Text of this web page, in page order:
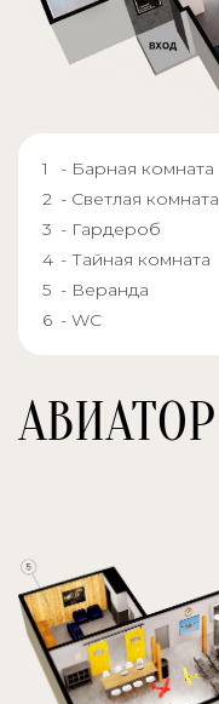
- Барная комната
- Светлая комната
- Гардероб
- Тайная комната
- Веранда
- WC
АВИАТОР